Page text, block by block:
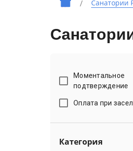
Санатории
Моментальное
подтверждение
Оплата при
Категория